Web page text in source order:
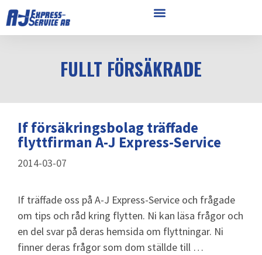
FULLT FÖRSÄKRADE
If försäkringsbolag träffade
flyttfirman A-J Express-Service
2014-03-07
If träffade oss på A-J Express-Service och frågade
om tips och råd kring flytten. Ni kan läsa frågor och
en del svar på deras hemsida om flyttningar. Ni
finner deras frågor som dom ställde till …